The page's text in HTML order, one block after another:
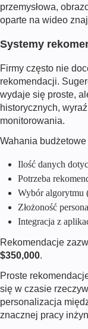
przemysłowa,
oparte na wideo
Systemy
Firmy często nie
rekomendacji.
wydaje się proste,
historycznych,
monitorowania.
Wahania
Ilość danych
Potrzeba
Wybór algorytmu
Złożoność
Integracja z
Rekomendacje
$350,000.
Proste
się w czasie
personalizacja
znacznej pracy